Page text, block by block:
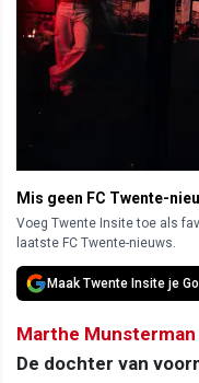
Mis geen FC Twente-
Voeg Twente Insite toe als
laatste FC Twente-nieuws.
Maak Twente Insite je
Marthe Munsterman
De dochter van